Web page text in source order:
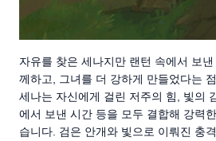
자유를 찾은 세나지만 랜턴 속에서 보
께하고, 그녀를 더 강하게 만들었다는
세나는 자신에게 걸린 저주의 힘, 빛의
에서 보낸 시간 등을 모두 결합해 강력
습니다. 검은 안개와 빛으로 이뤄진 충